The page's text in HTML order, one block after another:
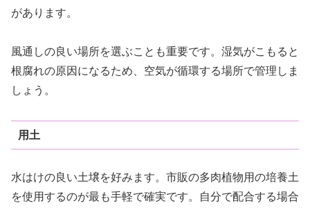
があります。
風通しの良い場所を選ぶことも重要です。湿気がこもると
根腐れの原因になるため、空気が循環する場所で管理しま
しょう。
用土
水はけの良い土壌を好みます。市販の多肉植物用の培養土
を使用するのが最も手軽で確実です。自分で配合する場合